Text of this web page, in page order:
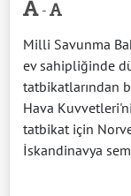
-
Milli Savunma
ev sahipliğinde
tatbikatlarından
Hava
tatbikat için
İskandinavya